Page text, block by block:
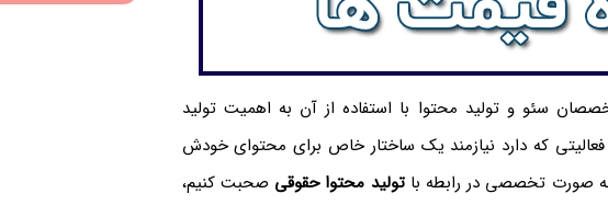
سئو و تولید محتوا با استفاده از آن به اهمیت تولید
فعالیتی که دارد نیازمند یک ساختار خاص برای محتوای خودش
صورت تخصصی در رابطه باتولید محتوا حقوقی صحبت کنیم،